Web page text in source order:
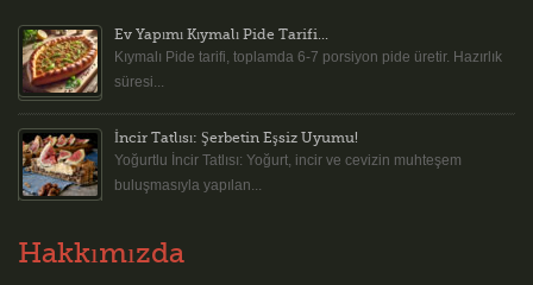
Ev Yapımı Kıymalı Pide Tarifi...
Kıymalı Pide tarifi, toplamda 6-7 porsiyon pide üretir. Hazırlık
süresi...
İncir Tatlısı: Şerbetin Eşsiz Uyumu!
Yoğurtlu İncir Tatlısı: Yoğurt, incir ve cevizin muhteşem
buluşmasıyla yapılan...
Hakkımızda